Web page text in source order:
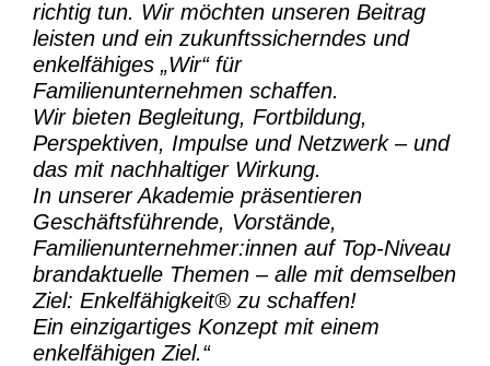
richtig tun. Wir möchten unseren Beitrag
leisten und ein zukunftssicherndes und
enkelfähiges „Wir“ für
Familienunternehmen schaffen.
Wir bieten Begleitung, Fortbildung,
Perspektiven, Impulse und Netzwerk – und
das mit nachhaltiger Wirkung.
In unserer Akademie präsentieren
Geschäftsführende, Vorstände,
Familienunternehmer:innen auf Top-Niveau
brandaktuelle Themen – alle mit demselben
Ziel: Enkelfähigkeit® zu schaffen!
Ein einzigartiges Konzept mit einem
enkelfähigen Ziel.“